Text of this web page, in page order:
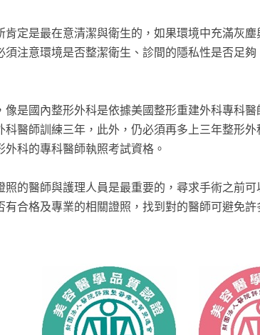
肯定是最在意清潔與衛生的，如果環境中充滿灰
須注意環境是否整潔衛生、診間的隱私性是否足夠
像是國內整形外科是依據美國整形重建外科專科
科醫師訓練三年，此外，仍必須再多上三年整形
外科的專科醫師執照考試資格。
照的醫師與護理人員是最重要的，尋求手術之前
有合格及專業的相關證照，找到對的醫師可避免許